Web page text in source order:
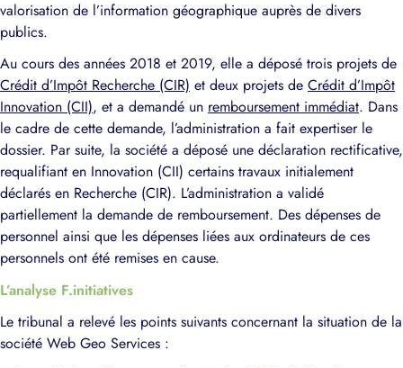
valorisation de l’information géographique auprès de divers
publics.
Au cours des années 2018 et 2019, elle a déposé trois projets de
Crédit d’Impôt Recherche (CIR) et deux projets de Crédit d’Impôt
Innovation (CII), et a demandé un remboursement immédiat. Dans
le cadre de cette demande, l’administration a fait expertiser le
dossier. Par suite, la société a déposé une déclaration rectificative,
requalifiant en Innovation (CII) certains travaux initialement
déclarés en Recherche (CIR). L’administration a validé
partiellement la demande de remboursement. Des dépenses de
personnel ainsi que les dépenses liées aux ordinateurs de ces
personnels ont été remises en cause.
L’analyse F.initiatives
Le tribunal a relevé les points suivants concernant la situation de la
société Web Geo Services :